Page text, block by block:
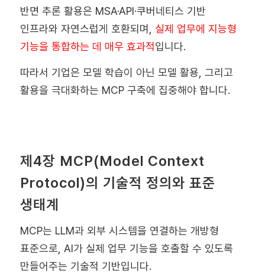
반면 추론 활용은 MSA·API·쿠버네티스 기반
인프라와 자연스럽게 호환되며, 실제 업무에 지능형
기능을 통합하는 데 매우 효과적입니다.
따라서 기업은 모델 학습이 아닌 모델 활용 , 그리고
활용을 극대화하는 MCP 구축에 집중해야 합니다.
제4장 MCP(Model Context
Protocol)의 기술적 정의와 표준
생태계
MCP는 LLM과 외부 시스템을 연결하는 개방형
표준으로, AI가 실제 업무 기능을 호출할 수 있도록
만들어주는 기술적 기반입니다.